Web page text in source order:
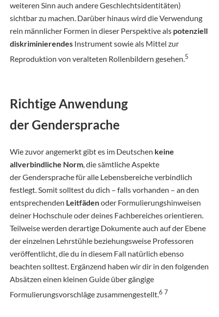
weiteren Sinn auch andere Geschlechtsidentitäten)
sichtbar zu machen. Darüber hinaus wird die Verwendung
rein männlicher Formen in dieser Perspektive als potenziell
diskriminierendes Instrument sowie als Mittel zur
Reproduktion von veralteten Rollenbildern gesehen.5
Richtige Anwendung
der Gendersprache
Wie zuvor angemerkt gibt es im Deutschen keine
allverbindliche Norm , die sämtliche Aspekte
der Gendersprache für alle Lebensbereiche verbindlich
festlegt. Somit solltest du dich – falls vorhanden – an den
entsprechenden Leitfädenoder Formulierungshinweisen
deiner Hochschule oder deines Fachbereiches orientieren.
Teilweise werden derartige Dokumente auch auf der Ebene
der einzelnen Lehrstühle beziehungsweise Professoren
veröffentlicht, die du in diesem Fall natürlich ebenso
beachten solltest. Ergänzend haben wir dir in den folgenden
Absätzen einen kleinen Guide über gängige
Formulierungsvorschläge zusammengestellt.6 7